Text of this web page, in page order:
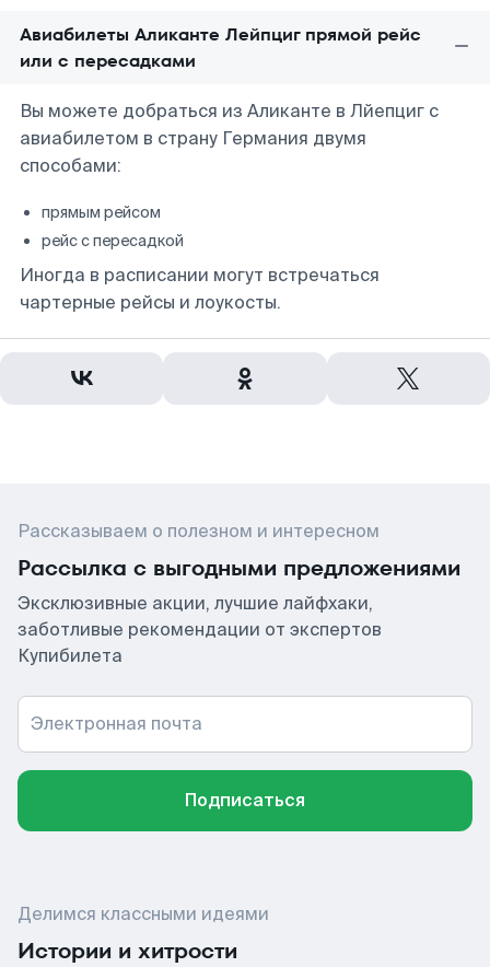
Авиабилеты Аликанте Лейпциг прямой рейс
или с пересадками
Вы можете добраться из Аликанте в Лйепциг с
авиабилетом в страну Германия двумя
способами:
прямым рейсом
рейс с пересадкой
Иногда в расписании могут встречаться
чартерные рейсы и лоукосты.
Рассказываем о полезном и интересном
Рассылка с выгодными предложениями
Эксклюзивные акции, лучшие лайфхаки,
заботливые рекомендации от экспертов
Купибилета
Электронная почта
Подписаться
Делимся классными идеями
Истории и хитрости